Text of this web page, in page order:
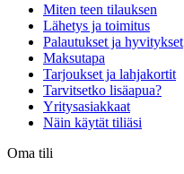
Miten teen tilauksen
Lähetys ja toimitus
Palautukset ja hyvitykset
Maksutapa
Tarjoukset ja lahjakortit
Tarvitsetko lisäapua?
Yritysasiakkaat
Näin käytät tiliäsi
Oma tili